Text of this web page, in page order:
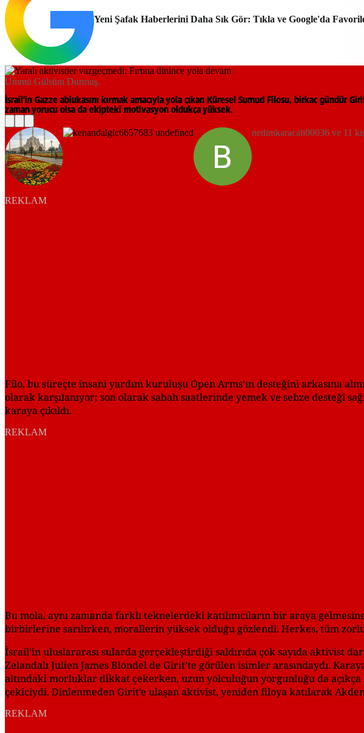
Yeni Şafak Haberlerini Daha Sık Gör: Tıkla ve Google'da
Ümmü Gülsüm Durmuş.
İsrail’in Gazze ablukasını kırmak amacıyla yola çıkan Küresel Sumud Filosu, birkaç gündür
zaman yorucu olsa da ekipteki motivasyon oldukça yüksek.
nedimkaracali00036 ve 11
REKLAM
Filo, bu süreçte insani yardım kuruluşu Open Arms’ın desteğini arkasına
olarak karşılanıyor; son olarak sabah saatlerinde yemek ve sebze desteği
karaya çıkıldı.
REKLAM
Bu mola, aynı zamanda farklı teknelerdeki katılımcıların bir araya
birbirlerine sarılırken, morallerin yüksek olduğu gözlendi. Herkes, tüm
İsrail’in uluslararası sularda gerçekleştirdiği saldırıda çok sayıda aktivist
Zelandalı Julien James Blondel de Girit’te görülen isimler arasındaydı.
altındaki morluklar dikkat çekerken, uzun yolculuğun yorgunluğu da
çekiciydi. Dinlenmeden Girit’e ulaşan aktivist, yeniden filoya katılarak
REKLAM